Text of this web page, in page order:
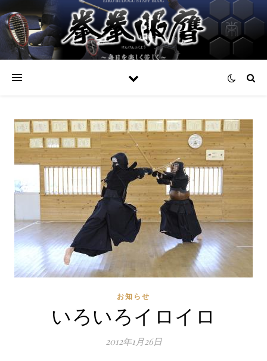
お知らせ
いろいろイロイロ
2012年1月26日